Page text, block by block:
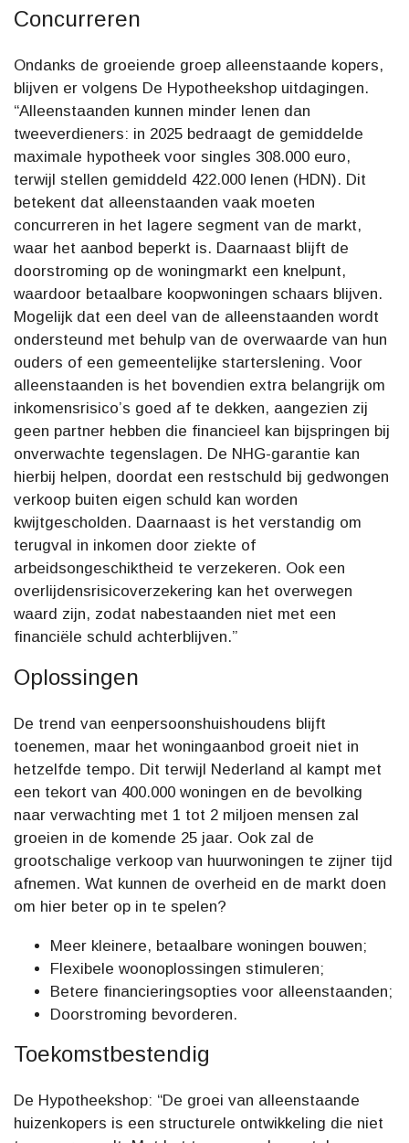
Concurreren
Ondanks de groeiende groep alleenstaande kopers,
blijven er volgens De Hypotheekshop uitdagingen.
“Alleenstaanden kunnen minder lenen dan
tweeverdieners: in 2025 bedraagt de gemiddelde
maximale hypotheek voor singles 308.000 euro,
terwijl stellen gemiddeld 422.000 lenen (HDN). Dit
betekent dat alleenstaanden vaak moeten
concurreren in het lagere segment van de markt,
waar het aanbod beperkt is. Daarnaast blijft de
doorstroming op de woningmarkt een knelpunt,
waardoor betaalbare koopwoningen schaars blijven.
Mogelijk dat een deel van de alleenstaanden wordt
ondersteund met behulp van de overwaarde van hun
ouders of een gemeentelijke starterslening. Voor
alleenstaanden is het bovendien extra belangrijk om
inkomensrisico’s goed af te dekken, aangezien zij
geen partner hebben die financieel kan bijspringen bij
onverwachte tegenslagen. De NHG-garantie kan
hierbij helpen, doordat een restschuld bij gedwongen
verkoop buiten eigen schuld kan worden
kwijtgescholden. Daarnaast is het verstandig om
terugval in inkomen door ziekte of
arbeidsongeschiktheid te verzekeren. Ook een
overlijdensrisicoverzekering kan het overwegen
waard zijn, zodat nabestaanden niet met een
financiële schuld achterblijven.”
Oplossingen
De trend van eenpersoonshuishoudens blijft
toenemen, maar het woningaanbod groeit niet in
hetzelfde tempo. Dit terwijl Nederland al kampt met
een tekort van 400.000 woningen en de bevolking
naar verwachting met 1 tot 2 miljoen mensen zal
groeien in de komende 25 jaar. Ook zal de
grootschalige verkoop van huurwoningen te zijner tijd
afnemen. Wat kunnen de overheid en de markt doen
om hier beter op in te spelen?
Meer kleinere, betaalbare woningen bouwen;
Flexibele woonoplossingen stimuleren;
Betere financieringsopties voor alleenstaanden;
Doorstroming bevorderen.
Toekomstbestendig
De Hypotheekshop: “De groei van alleenstaande
huizenkopers is een structurele ontwikkeling die niet